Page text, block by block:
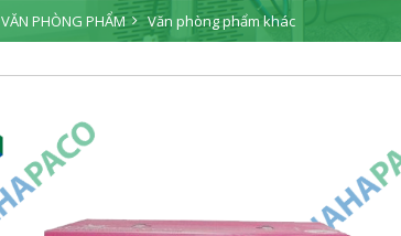
VĂN PHÒNG PHẨM Văn phòng phẩm khác